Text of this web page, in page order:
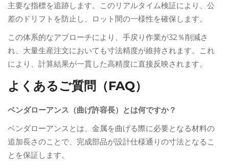
主要な指標を追跡します。このリアルタイム検証により、公
差のドリフトを防止し、ロット間の一様性を確保します。
この体系的なアプローチにより、手戻り作業が32％削減さ
れ、大量生産注文においても寸法精度が維持されます。これ
により、計算結果が一貫した高精度に直接反映されます。
よくあるご質問（FAQ）
ベンダローアンス（曲げ許容長）とは何ですか？
ベンダローアンスとは、金属を曲げる際に必要となる材料の
追加長さのことで、完成部品が設計仕様通りの寸法となるこ
とを保証します。